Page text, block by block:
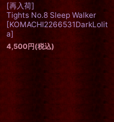
[再入荷]
Tights No.8 Sleep Walker
[KOMACHI2266531DarkLolit
a]
4,500円(税込)